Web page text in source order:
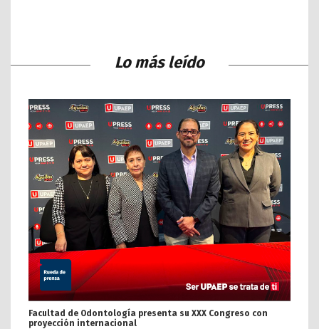
Lo más leído
Facultad de Odontología presenta su XXX Congreso con
proyección internacional